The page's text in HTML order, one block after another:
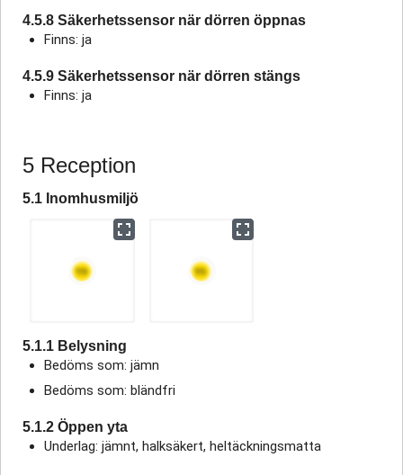
4.5.8 Säkerhetssensor när dörren öppnas
Finns: ja
4.5.9 Säkerhetssensor när dörren stängs
Finns: ja
5 Reception
5.1 Inomhusmiljö
5.1.1 Belysning
Bedöms som: jämn
Bedöms som: bländfri
5.1.2 Öppen yta
Underlag: jämnt, halksäkert, heltäckningsmatta